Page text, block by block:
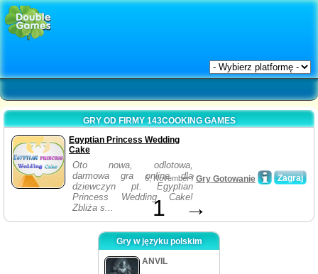
GRY OD FIRMY 143COOKING GAMES
Egyptian Princess Wedding
Cake
Oto nowa, odlotowa,
darmowa gra online dla
dziewczyn pt. Egyptian
Princess Wedding Cake!
Zbliża s...
Zagraj
6, November / Gry Gotowanie
1 →
Gry w języku polskim
ANVIL